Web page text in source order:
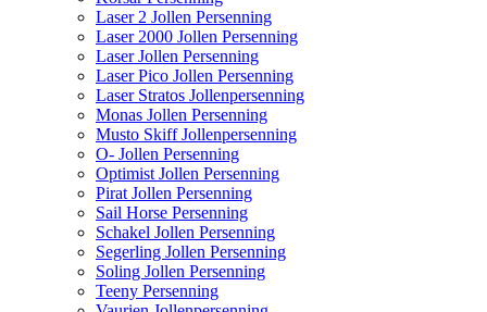
Laser 2 Jollen Persenning
Laser 2000 Jollen Persenning
Laser Jollen Persenning
Laser Pico Jollen Persenning
Laser Stratos Jollenpersenning
Monas Jollen Persenning
Musto Skiff Jollenpersenning
O- Jollen Persenning
Optimist Jollen Persenning
Pirat Jollen Persenning
Sail Horse Persenning
Schakel Jollen Persenning
Segerling Jollen Persenning
Soling Jollen Persenning
Teeny Persenning